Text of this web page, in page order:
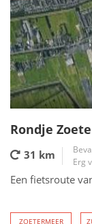
Rondje
31 km
Erg
Een fietsroute
ZOETERMEER